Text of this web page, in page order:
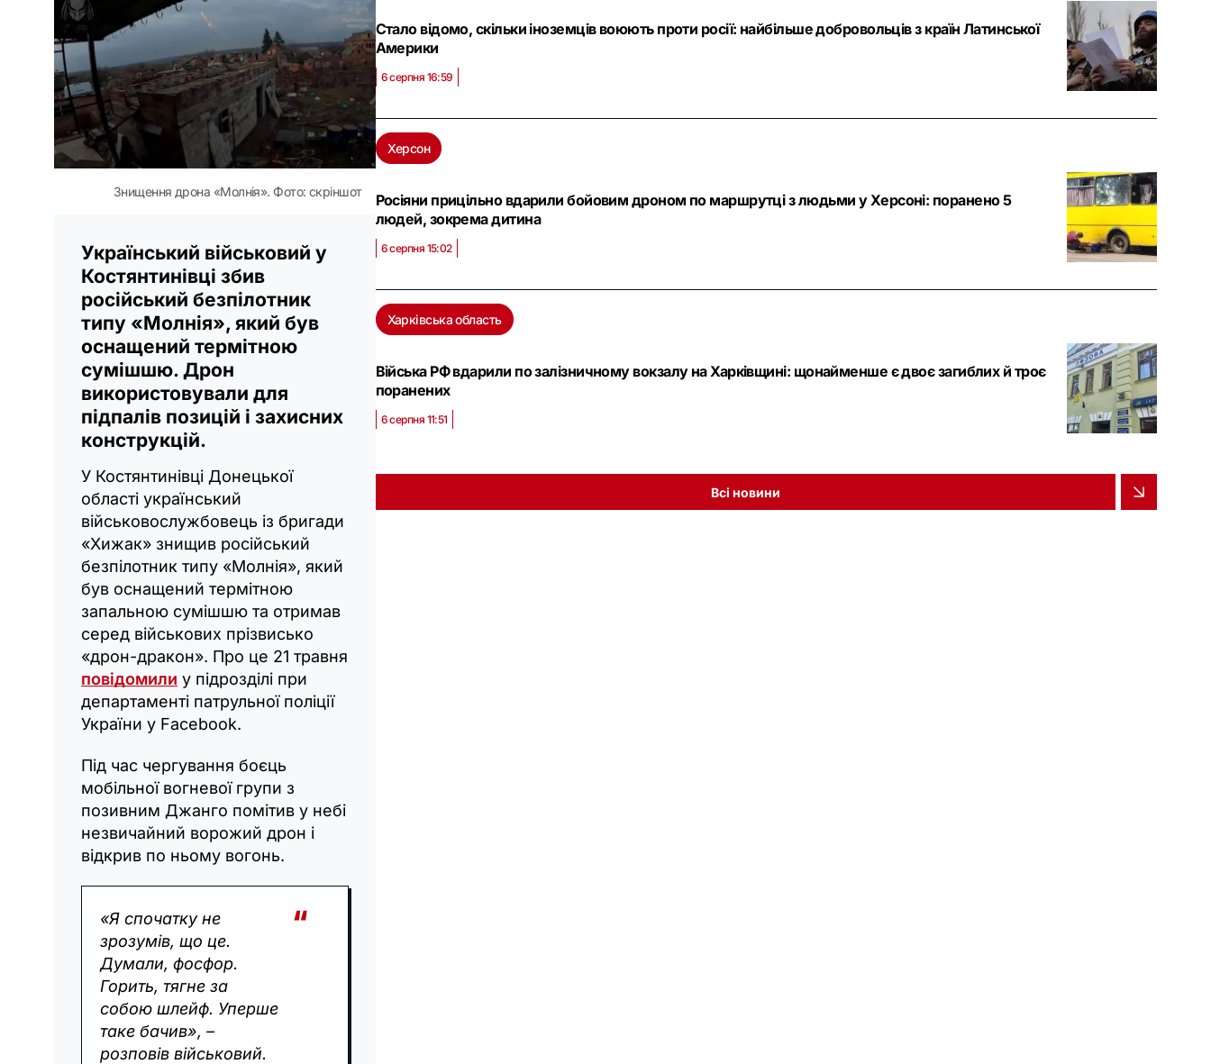
Знищення дрона «Молнія». Фото: скріншот
Український військовий у
Костянтинівці збив
російський безпілотник
типу «Молнія», який був
оснащений термітною
сумішшю. Дрон
використовували для
підпалів позицій і захисних
конструкцій.
У Костянтинівці Донецької
області український
військовослужбовець із бригади
«Хижак» знищив російський
безпілотник типу «Молнія», який
був оснащений термітною
запальною сумішшю та отримав
серед військових прізвисько
«дрон-дракон». Про це 21 травня
повідомили у підрозділі при
департаменті патрульної поліції
України у Facebook.
Під час чергування боєць
мобільної вогневої групи з
позивним Джанго помітив у небі
незвичайний ворожий дрон і
відкрив по ньому вогонь.
«Я спочатку не
зрозумів, що це.
Думали, фосфор.
Горить, тягне за
собою шлейф. Уперше
таке бачив», –
розповів військовий.
Стало відомо, скільки іноземців воюють проти росії: найбільше добровольців з країн Латинської
Америки
6 серпня 16:59
Херсон
Росіяни прицільно вдарили бойовим дроном по маршрутці з людьми у Херсоні: поранено 5
людей, зокрема дитина
6 серпня 15:02
Харківська область
Війська РФ вдарили по залізничному вокзалу на Харківщині: щонайменше є двоє загиблих й троє
поранених
6 серпня 11:51
Всі новини